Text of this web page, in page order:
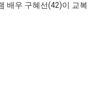
배우 구혜선(42)이 교